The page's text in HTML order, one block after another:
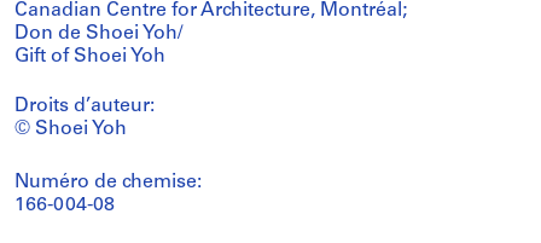
Canadian Centre for Architecture, Montréal;
Don de Shoei Yoh/
Gift of Shoei Yoh
Droits d’auteur:
© Shoei Yoh
Numéro de chemise:
166-004-08